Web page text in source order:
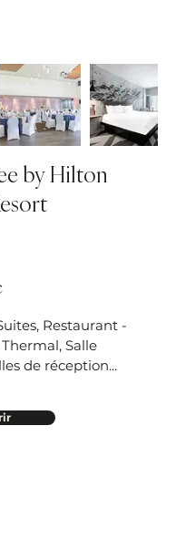
by Hilton
Restaurant -
Salle
de réception...